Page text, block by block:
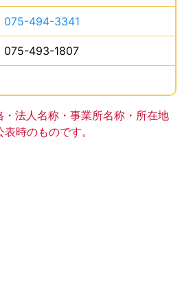
075-494-3341
075-493-1807
読み上げは以上です。
法人名称・事業所名称・所在地
時のものです。